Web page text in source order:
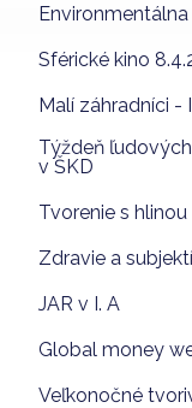
Sférické kino
Malí záhradníci -
Týždeň
v ŠKD
Tvorenie s hlinou
Zdravie a
JAR v I. A
Global money
Veľkonočné